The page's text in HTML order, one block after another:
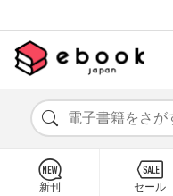
新刊 セール